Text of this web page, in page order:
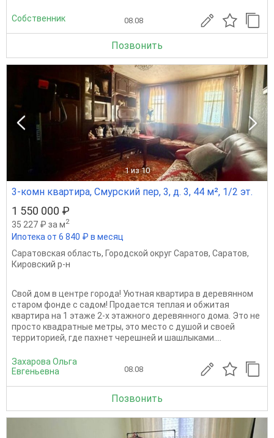
Собственник 08.08
Позвонить
1 из 10
3-комн квартира, Смурский пер, 3, д. 3, 44 м², 1/2 эт.
1 550 000 ₽
35 227 ₽ за м2
Ипотека от 6 840 ₽ в месяц
Саратовская область, Городской округ Саратов, Саратов,
Кировский р-н
Свой дом в центре города! Уютная квартира в деревянном
старом фонде с садом! Продается теплая и обжитая
квартира на 1 этаже 2-х этажного деревянного дома. Это не
просто квадратные метры, это место с душой и своей
территорией, где пахнет черешней и шашлыками....
Захарова Ольга
Евгеньевна
08.08
Позвонить